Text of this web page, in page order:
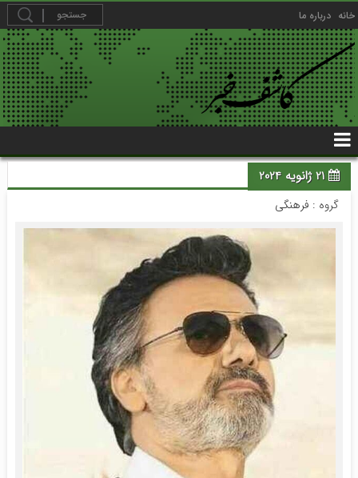
خانه درباره ما
21 ژانویه 2024
گروه : فرهنگی